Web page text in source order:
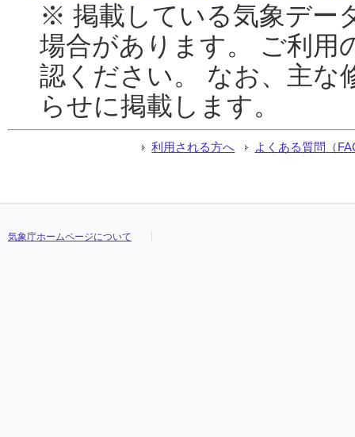
※ 掲載している気象デー
場合があります。 ご利用
認ください。 なお、主な
らせに掲載します。
利用される方へ よくある質問（
気象庁ホームページについて